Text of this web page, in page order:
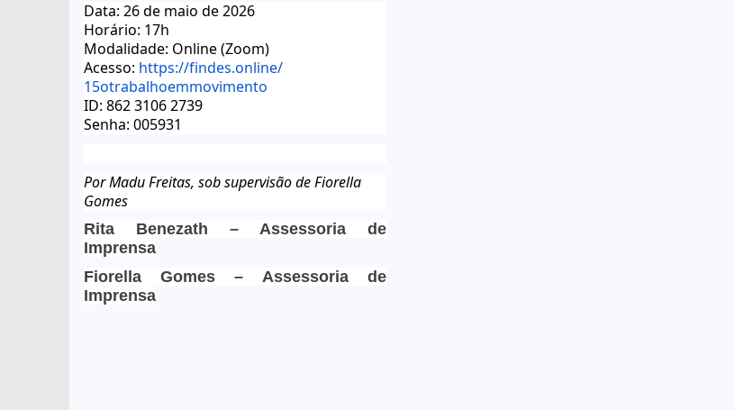
Data: 26 de maio de 2026
Horário: 17h
Modalidade: Online (Zoom)
Acesso: https://findes.online/
15otrabalhoemmovimento
ID: 862 3106 2739
Senha: 005931
PorMaduFreitas, sob supervisão de Fiorella
Gomes
Rita Benezath – Assessoria de
Imprensa
Fiorella Gomes– Assessoria de
Imprensa